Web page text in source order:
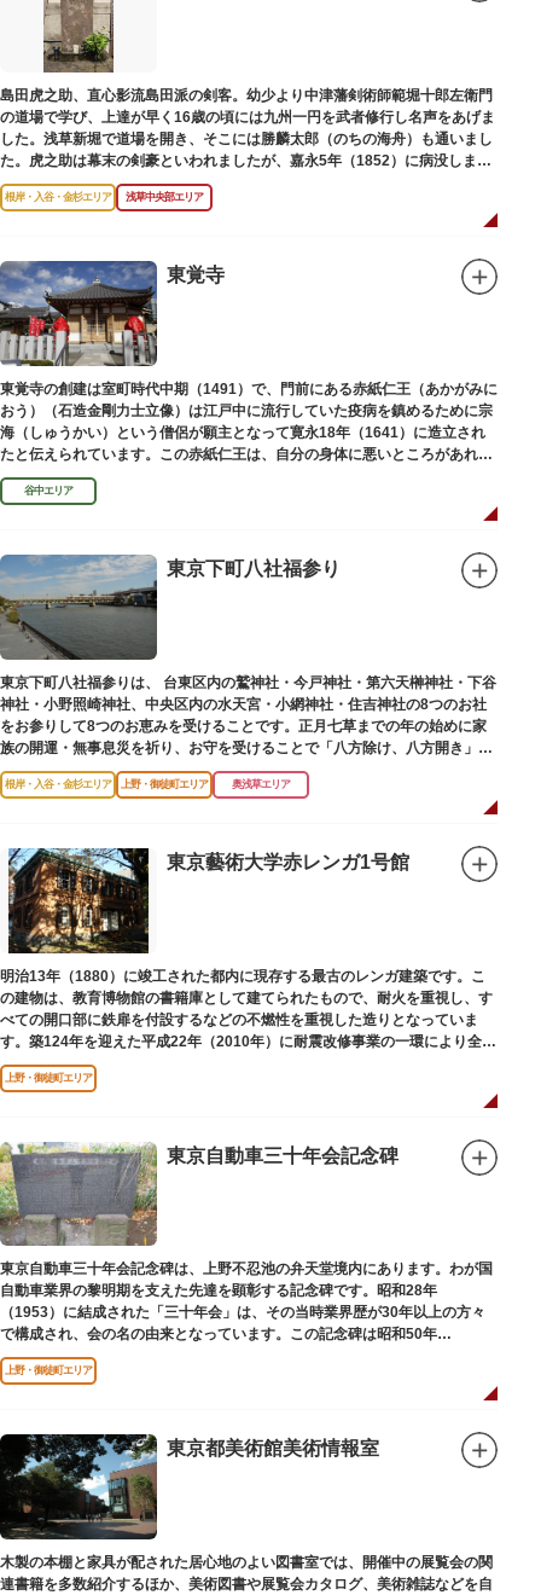
島田虎之助、直心影流島田派の剣客。幼少より中津藩剣術師範堀十郎左衛門
の道場で学び、上達が早く16歳の頃には九州一円を武者修行し名声をあげま
した。浅草新堀で道場を開き、そこには勝麟太郎（のちの海舟）も通いまし
た。虎之助は幕末の剣豪といわれましたが、嘉永5年（1852）に病没しまし
た。お墓は正定寺（しょうじょうじ）にあります。
根岸・入谷・金杉エリア 浅草中央部エリア
東覚寺
東覚寺の創建は室町時代中期（1491）で、門前にある赤紙仁王（あかがみに
おう）（石造金剛力士立像）は江戸中に流行していた疫病を鎮めるために宗
海（しゅうかい）という僧侶が願主となって寛永18年（1641）に造立され
たと伝えられています。この赤紙仁王は、自分の身体に悪いところがあれ
ば、仁王像の同じところに赤紙を貼ると病気が治ると信仰されています。
谷中エリア
東京下町八社福参り
東京下町八社福参りは、 台東区内の鷲神社・今戸神社・第六天榊神社・下谷
神社・小野照崎神社、中央区内の水天宮・小網神社・住吉神社の8つのお社
をお参りして8つのお恵みを受けることです。正月七草までの年の始めに家
族の開運・無事息災を祈り、お守を受けることで「八方除け、八方開き」に
も通じます。
根岸・入谷・金杉エリア 上野・御徒町エリア 奥浅草エリア
東京藝術大学赤レンガ1号館
明治13年（1880）に竣工された都内に現存する最古のレンガ建築です。こ
の建物は、教育博物館の書籍庫として建てられたもので、耐火を重視し、す
べての開口部に鉄扉を付設するなどの不燃性を重視した造りとなっていま
す。築124年を迎えた平成22年（2010年）に耐震改修事業の一環により全面
改修が施されました。
上野・御徒町エリア
東京自動車三十年会記念碑
東京自動車三十年会記念碑は、上野不忍池の弁天堂境内にあります。わが国
自動車業界の黎明期を支えた先達を顕彰する記念碑です。昭和28年
（1953）に結成された「三十年会」は、その当時業界歴が30年以上の方々
で構成され、会の名の由来となっています。この記念碑は昭和50年
（1975）に同会が建立しました。
上野・御徒町エリア
東京都美術館美術情報室
木製の本棚と家具が配された居心地のよい図書室では、開催中の展覧会の関
連書籍を多数紹介するほか、美術図書や展覧会カタログ、美術雑誌などを自